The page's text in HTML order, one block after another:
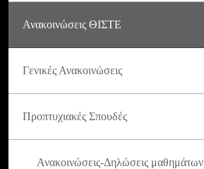
Ανακοινώσεις ΘΙΣΤΕ
Γενικές Ανακοινώσεις
Προπτυχιακές Σπουδές
Ανακοινώσεις-Δηλώσεις μαθημάτων